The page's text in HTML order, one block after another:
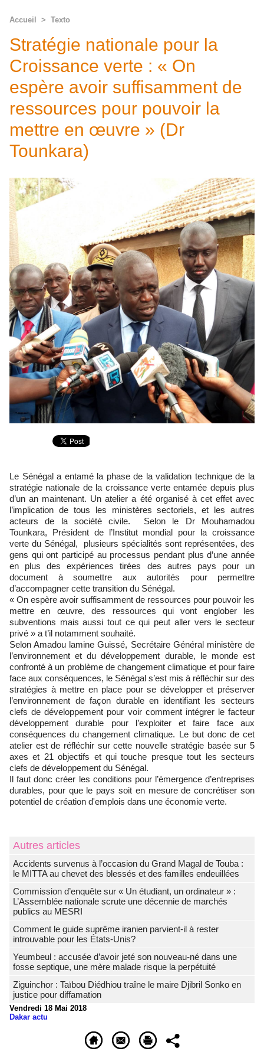
Accueil > Texto
Stratégie nationale pour la
Croissance verte : « On
espère avoir suffisamment de
ressources pour pouvoir la
mettre en œuvre » (Dr
Tounkara)
Le Sénégal a entamé la phase de la validation technique de la
stratégie nationale de la croissance verte entamée depuis plus
d’un an maintenant. Un atelier a été organisé à cet effet avec
l’implication de tous les ministères sectoriels, et les autres
acteurs de la société civile. Selon le Dr Mouhamadou
Tounkara, Président de l’Institut mondial pour la croissance
verte du Sénégal, plusieurs spécialités sont représentées, des
gens qui ont participé au processus pendant plus d’une année
en plus des expériences tirées des autres pays pour un
document à soumettre aux autorités pour permettre
d’accompagner cette transition du Sénégal.
« On espère avoir suffisamment de ressources pour pouvoir les
mettre en œuvre, des ressources qui vont englober les
subventions mais aussi tout ce qui peut aller vers le secteur
privé » a t’il notamment souhaité.
Selon Amadou lamine Guissé, Secrétaire Général ministère de
l’environnement et du développement durable, le monde est
confronté à un problème de changement climatique et pour faire
face aux conséquences, le Sénégal s’est mis à réfléchir sur des
stratégies à mettre en place pour se développer et préserver
l’environnement de façon durable en identifiant les secteurs
clefs de développement pour voir comment intégrer le facteur
développement durable pour l’exploiter et faire face aux
conséquences du changement climatique. Le but donc de cet
atelier est de réfléchir sur cette nouvelle stratégie basée sur 5
axes et 21 objectifs et qui touche presque tout les secteurs
clefs de développement du Sénégal.
Il faut donc créer les conditions pour l’émergence d’entreprises
durables, pour que le pays soit en mesure de concrétiser son
potentiel de création d'emplois dans une économie verte.
Autres articles
Accidents survenus à l’occasion du Grand Magal de Touba :
le MITTA au chevet des blessés et des familles endeuillées
Commission d’enquête sur « Un étudiant, un ordinateur » :
L’Assemblée nationale scrute une décennie de marchés
publics au MESRI
Comment le guide suprême iranien parvient-il à rester
introuvable pour les États-Unis?
Yeumbeul : accusée d’avoir jeté son nouveau-né dans une
fosse septique, une mère malade risque la perpétuité
Ziguinchor : Taïbou Diédhiou traîne le maire Djibril Sonko en
justice pour diffamation
Vendredi 18 Mai 2018
Dakar actu